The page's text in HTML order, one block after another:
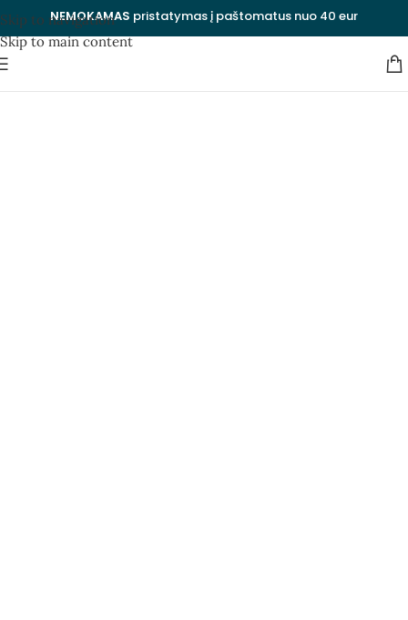
Skip to navigation
Skip to main content
NEMOKAMAS pristatymas į paštomatus nuo 40 eur